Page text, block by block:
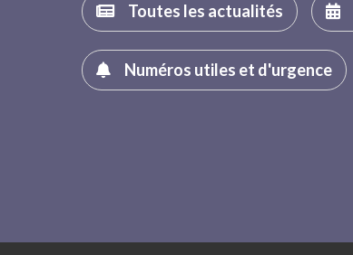
Toutes les actualités
Numéros utiles et d'urgence